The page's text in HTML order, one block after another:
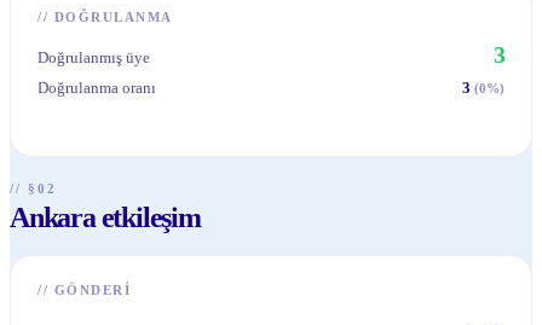
// DOĞRULANMA
Doğrulanmış üye 3
Doğrulanma oranı 3 (0%)
// §02
Ankara etkileşim
// GÖNDERI